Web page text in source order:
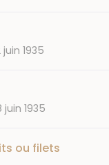
juin 1935
juin 1935
ou filets